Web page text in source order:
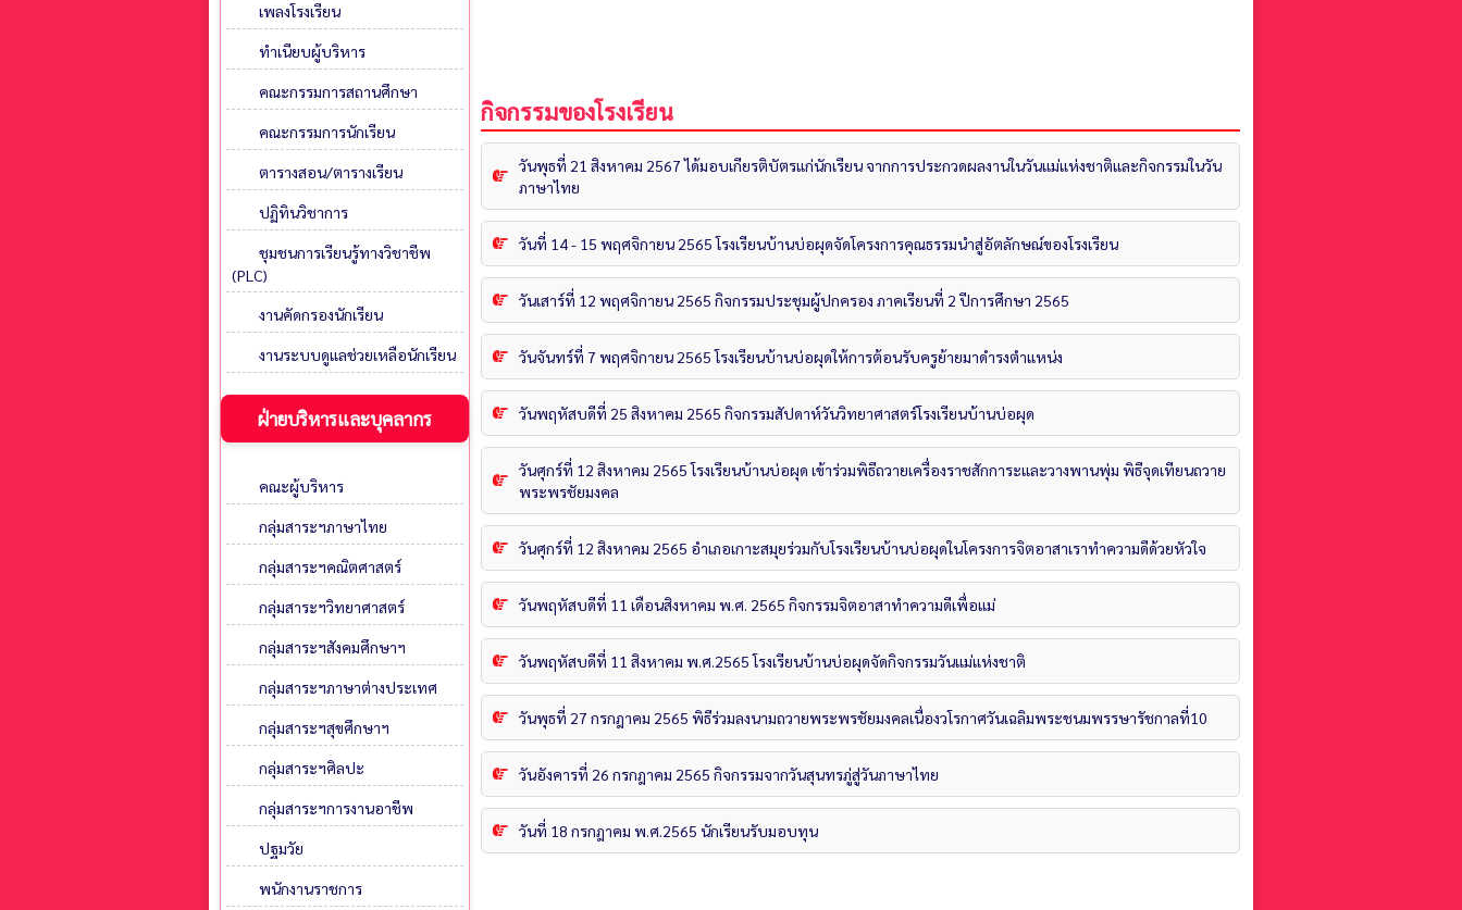
เพลงโรงเรียน
ทำเนียบผู้บริหาร
คณะกรรมการสถานศึกษา
คณะกรรมการนักเรียน
ตารางสอน/ตารางเรียน
ปฏิทินวิชาการ
ชุมชนการเรียนรู้ทางวิชาชีพ
(PLC)
งานคัดกรองนักเรียน
งานระบบดูแลช่วยเหลือนักเรียน
ฝ่ายบริหารและบุคลากร
คณะผู้บริหาร
กลุ่มสาระฯภาษาไทย
กลุ่มสาระฯคณิตศาสตร์
กลุ่มสาระฯวิทยาศาสตร์
กลุ่มสาระฯสังคมศึกษาฯ
กลุ่มสาระฯภาษาต่างประเทศ
กลุ่มสาระฯสุขศึกษาฯ
กลุ่มสาระฯศิลปะ
กลุ่มสาระฯการงานอาชีพ
ปฐมวัย
พนักงานราชการ
กิจกรรมของโรงเรียน
วันพุธที่ 21 สิงหาคม 2567 ได้มอบเกียรติบัตรแก่นักเรียน จากการประกวดผลงานในวันแม่แห่งชาติและกิจกรรมในวัน
ภาษาไทย
วันที่ 14 - 15 พฤศจิกายน 2565 โรงเรียนบ้านบ่อผุดจัดโครงการคุณธรรมนำสู่อัตลักษณ์ของโรงเรียน
วันเสาร์ที่ 12 พฤศจิกายน 2565 กิจกรรมประชุมผู้ปกครอง ภาคเรียนที่ 2 ปีการศึกษา 2565
วันจันทร์ที่ 7 พฤศจิกายน 2565 โรงเรียนบ้านบ่อผุดให้การต้อนรับครูย้ายมาดำรงตำแหน่ง
วันพฤหัสบดีที่ 25 สิงหาคม 2565 กิจกรรมสัปดาห์วันวิทยาศาสตร์โรงเรียนบ้านบ่อผุด
วันศุกร์ที่ 12 สิงหาคม 2565 โรงเรียนบ้านบ่อผุด เข้าร่วมพิธีถวายเครื่องราชสักการะและวางพานพุ่ม พิธีจุดเทียนถวาย
พระพรชัยมงคล
วันศุกร์ที่ 12 สิงหาคม 2565 อำเภอเกาะสมุยร่วมกับโรงเรียนบ้านบ่อผุดในโครงการจิตอาสาเราทำความดีด้วยหัวใจ
วันพฤหัสบดีที่ 11 เดือนสิงหาคม พ.ศ. 2565 กิจกรรมจิตอาสาทำความดีเพื่อแม่
วันพฤหัสบดีที่ 11 สิงหาคม พ.ศ.2565 โรงเรียนบ้านบ่อผุดจัดกิจกรรมวันแม่แห่งชาติ
วันพุธที่ 27 กรกฎาคม 2565 พิธีร่วมลงนามถวายพระพรชัยมงคลเนื่องวโรกาศวันเฉลิมพระชนมพรรษารัชกาลที่10
วันอังคารที่ 26 กรกฎาคม 2565 กิจกรรมจากวันสุนทรภู่สู่วันภาษาไทย
วันที่ 18 กรกฎาคม พ.ศ.2565 นักเรียนรับมอบทุน